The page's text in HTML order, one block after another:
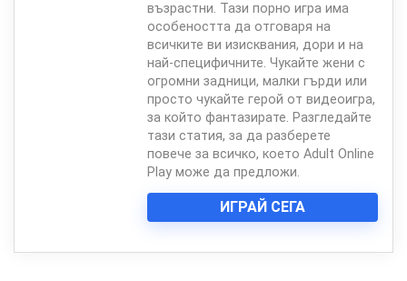
възрастни. Тази порно игра има
особеността да отговаря на
всичките ви изисквания, дори и на
най-специфичните. Чукайте жени с
огромни задници, малки гърди или
просто чукайте герой от видеоигра,
за който фантазирате. Разгледайте
тази статия, за да разберете
повече за всичко, което Adult Online
Play може да предложи.
ИГРАЙ СЕГА